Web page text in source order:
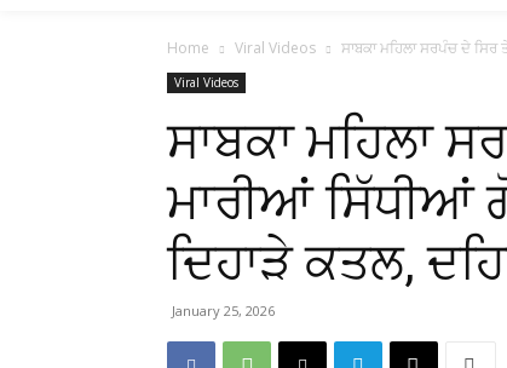
Home Viral Videos ਸਾਬਕਾ ਮਹਿਲਾ ਸਰਪੰਚ ਦੇ
Viral Videos
ਸਾਬਕਾ ਮਹਿਲਾ
ਮਾਰੀਆਂ ਸਿੱਧੀਆਂ
ਦਿਹਾੜੇ ਕਤਲ,
January 25, 2026